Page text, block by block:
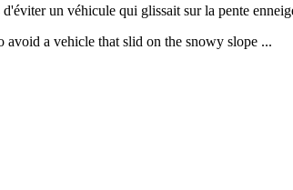
un véhicule qui glissait sur la pente
a vehicle that slid on the snowy slope ...